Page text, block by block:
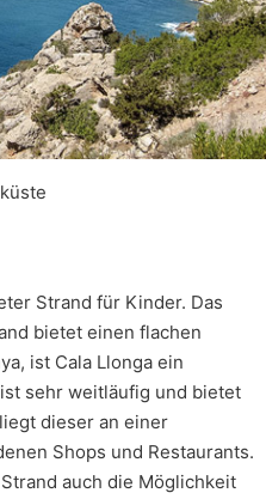
Strand für Kinder. Das
bietet einen flachen
ist Cala Llonga ein
sehr weitläufig und bietet
dieser an einer
Shops und Restaurants.
auch die Möglichkeit